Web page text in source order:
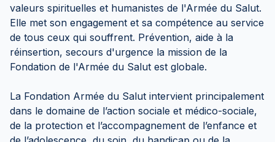
valeurs spirituelles et humanistes de l'Armée du Salut.
Elle met son engagement et sa compétence au service
de tous ceux qui souffrent. Prévention, aide à la
réinsertion, secours d'urgence la mission de la
Fondation de l'Armée du Salut est globale.
La Fondation Armée du Salut intervient principalement
dans le domaine de l’action sociale et médico-sociale,
de la protection et l’accompagnement de l’enfance et